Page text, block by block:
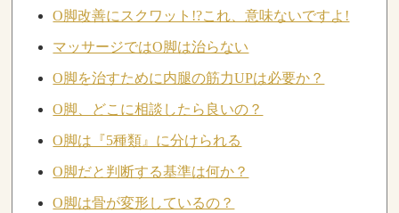
O脚改善にスクワット!?これ、意味ないですよ!
マッサージではO脚は治らない
O脚を治すために内腿の筋力UPは必要か？
O脚、どこに相談したら良いの？
O脚は『5種類』に分けられる
O脚だと判断する基準は何か？
O脚は骨が変形しているの？